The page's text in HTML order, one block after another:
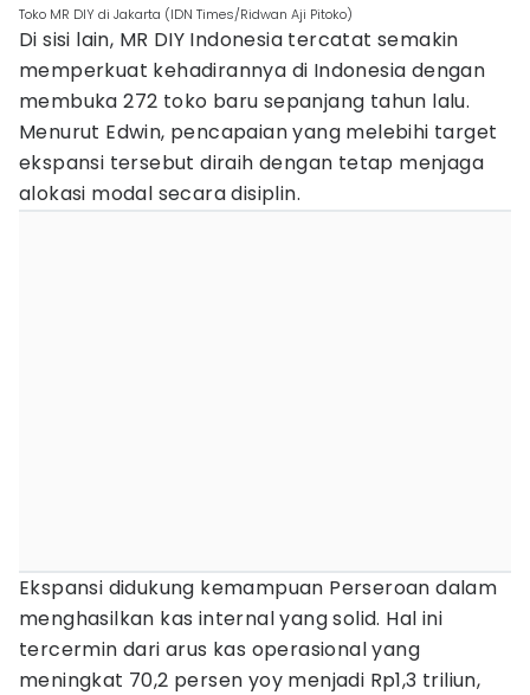
Toko MR DIY di Jakarta (IDN Times/Ridwan Aji Pitoko)
Di sisi lain, MR DIY Indonesia tercatat semakin
memperkuat kehadirannya di Indonesia dengan
membuka 272 toko baru sepanjang tahun lalu.
Menurut Edwin, pencapaian yang melebihi target
ekspansi tersebut diraih dengan tetap menjaga
alokasi modal secara disiplin.
Ekspansi didukung kemampuan Perseroan dalam
menghasilkan kas internal yang solid. Hal ini
tercermin dari arus kas operasional yang
meningkat 70,2 persen yoy menjadi Rp1,3 triliun,